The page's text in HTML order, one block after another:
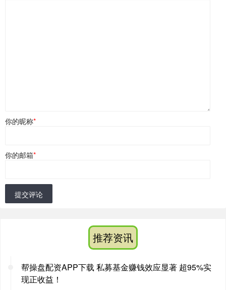
你的昵称*
你的邮箱*
提交评论
推荐资讯
帮操盘配资APP下载 私募基金赚钱效应显著 超95%实
现正收益！